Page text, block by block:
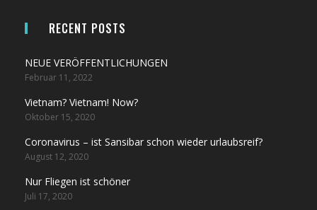
RECENT POSTS
NEUE VERÖFFENTLICHUNGEN
Februar 11, 2022
Vietnam? Vietnam! Now?
Oktober 15, 2020
Coronavirus – ist Sansibar schon wieder urlaubsreif?
August 12, 2020
Nur Fliegen ist schöner
Juli 17, 2020